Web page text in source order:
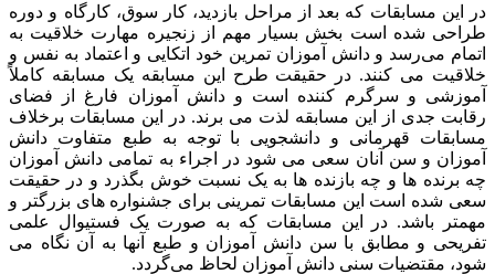
در این مسابقات که بعد از مراحل بازدید، کار سوق، کارگاه و دوره
طراحی شده است بخش بسیار مهم از زنجیره مهارت خلاقیت به
اتمام می‌رسد و دانش آموزان تمرین خود اتکایی و اعتماد به نفس و
خلاقیت می کنند. در حقیقت طرح این مسابقه یک مسابقه کاملاً
آموزشی و سرگرم کننده است و دانش آموزان فارغ از فضای
رقابت جدی از این مسابقه لذت می برند. در این مسابقات برخلاف
مسابقات قهرمانی و دانشجویی با توجه به طبع متفاوت دانش
آموزان و سن آنان سعی می شود در اجراء به تمامی دانش آموزان
چه برنده ها و چه بازنده ها به یک نسبت خوش بگذرد و در حقیقت
سعی شده است این مسابقات تمرینی برای جشنواره های بزرگتر و
مهمتر باشد. در این مسابقات که به صورت یک فستیوال علمی
تفریحی و مطابق با سن دانش آموزان و طبع آنها به آن نگاه می
شود، مقتضیات سنی دانش آموزان لحاظ می‌گردد.